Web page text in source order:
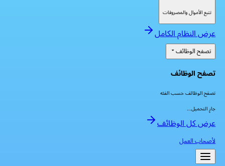
تتبع الأموال والمصروفات
عرض النظام الكامل
تصفح الوظائف
تصفح الوظائف
تصفح الوظائف حسب الفئه
جارٍ التحميل...
عرض كل الوظائف
لأصحاب العمل